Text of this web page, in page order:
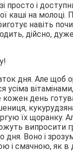
просто і
каші на
навіть
дійсно,
дня. Але щоб
усіма
кожен день
їх щоранку.
випросити
дня. Воно і
і смачною, як в